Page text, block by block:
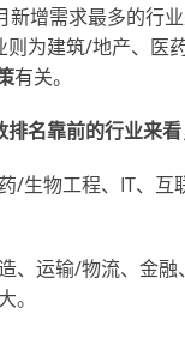
新增需求最多的行
则为建筑/地产、
有关。
名靠前的行业来看
/生物工程、IT、互
、运输/物流、金
。